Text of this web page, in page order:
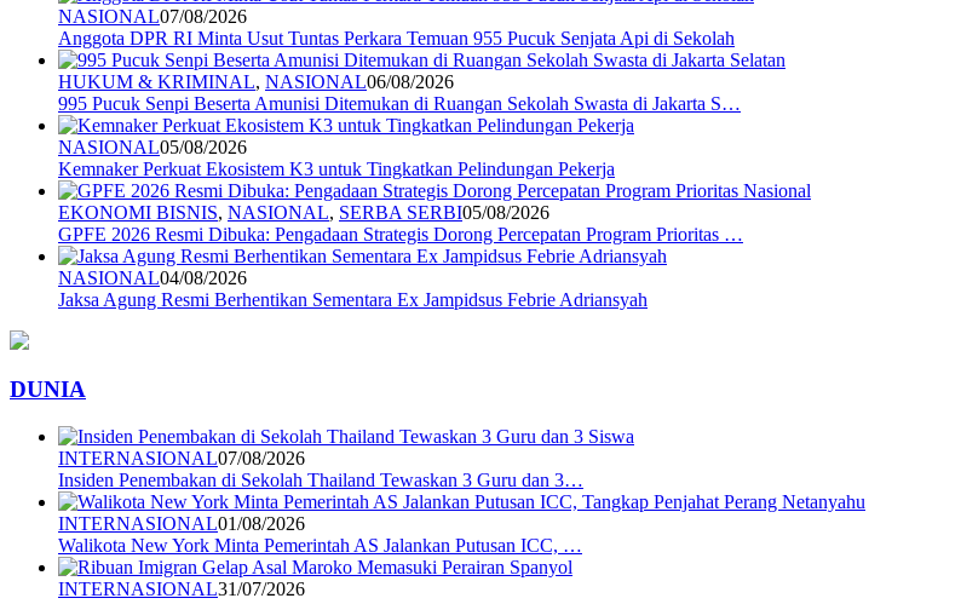
NASIONAL07/08/2026
Anggota DPR RI Minta Usut Tuntas Perkara Temuan 955 Pucuk Senjata Api di Sekolah
HUKUM & KRIMINAL, NASIONAL06/08/2026
995 Pucuk Senpi Beserta Amunisi Ditemukan di Ruangan Sekolah Swasta di Jakarta S…
NASIONAL05/08/2026
Kemnaker Perkuat Ekosistem K3 untuk Tingkatkan Pelindungan Pekerja
EKONOMI BISNIS, NASIONAL, SERBA SERBI05/08/2026
GPFE 2026 Resmi Dibuka: Pengadaan Strategis Dorong Percepatan Program Prioritas …
NASIONAL04/08/2026
Jaksa Agung Resmi Berhentikan Sementara Ex Jampidsus Febrie Adriansyah
DUNIA
INTERNASIONAL07/08/2026
Insiden Penembakan di Sekolah Thailand Tewaskan 3 Guru dan 3…
INTERNASIONAL01/08/2026
Walikota New York Minta Pemerintah AS Jalankan Putusan ICC, …
INTERNASIONAL31/07/2026